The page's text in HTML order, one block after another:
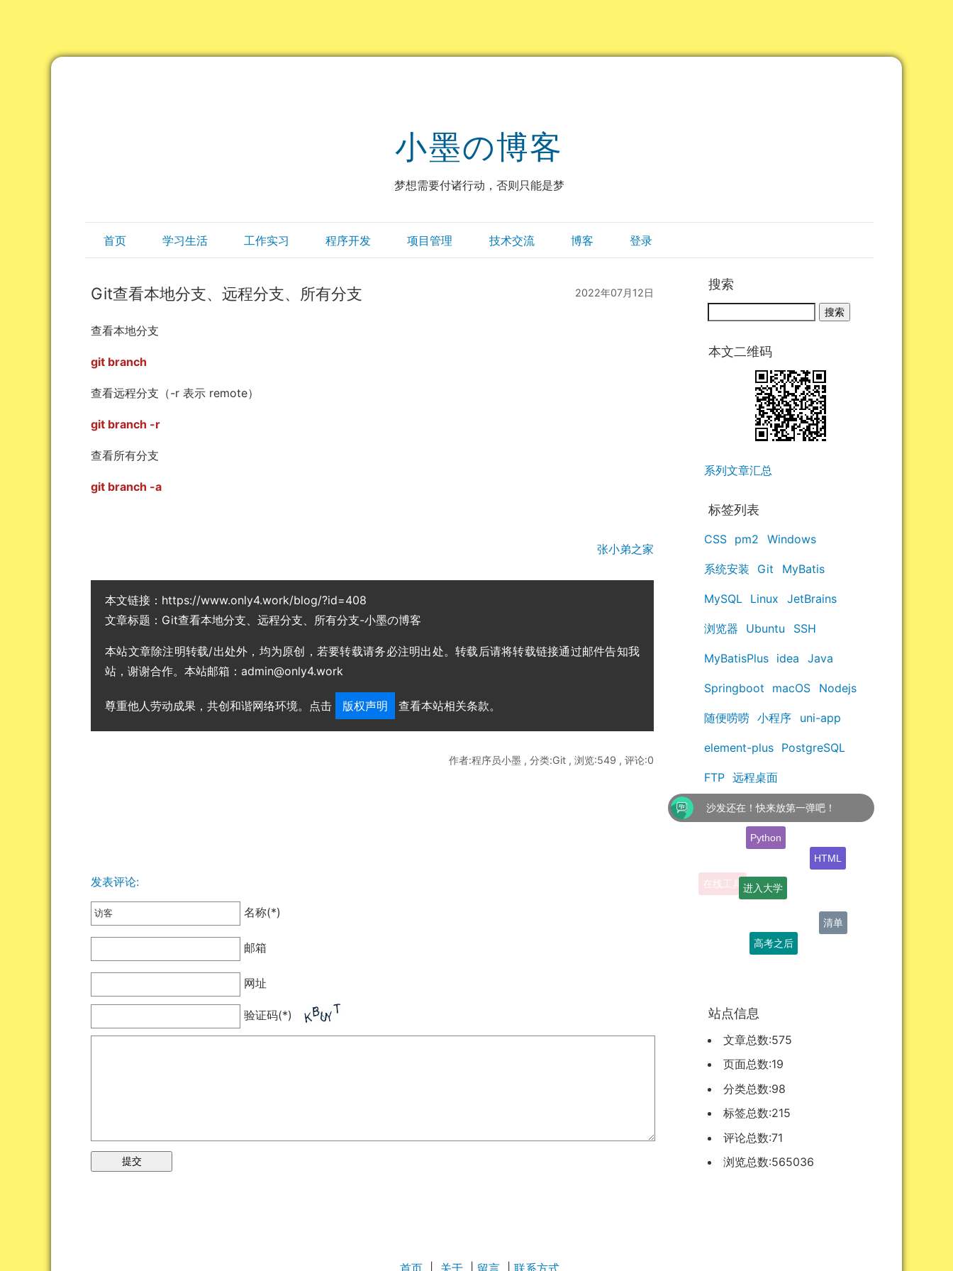
小墨の博客
梦想需要付诸行动，否则只能是梦
首页 学习生活 工作实习 程序开发 项目管理 技术交流 博客 登录
2022年07月12日
Git查看本地分支、远程分支、所有分支
查看本地分支
git branch
查看远程分支（-r 表示 remote）
git branch -r
查看所有分支
git branch -a
张小弟之家
本文链接： https://www.only4.work/blog/?id=408
文章标题： Git查看本地分支、远程分支、所有分支-小墨の博客
本站文章除注明转载/出处外，均为原创，若要转载请务必注明出处。转载后请将转载链接通过邮件告知我
站，谢谢合作。本站邮箱：admin@only4.work
尊重他人劳动成果，共创和谐网络环境。点击 版权声明 查看本站相关条款。
作者:程序员小墨 , 分类:Git , 浏览:549 , 评论:0
发表评论:
名称(*)
邮箱
网址
验证码(*)
搜索
本文二维码
系列文章汇总
标签列表
CSS pm2 Windows
系统安装 Git MyBatis
MySQL Linux JetBrains
浏览器 Ubuntu SSH
MyBatisPlus idea Java
Springboot macOS Nodejs
随便唠唠 小程序 uni-app
element-plus PostgreSQL
FTP 远程桌面
Python
HTML
清单
高考之后
进入大学
站点信息
文章总数:575
页面总数:19
分类总数:98
标签总数:215
评论总数:71
浏览总数:565036
沙发还在！快来放第一弹吧！